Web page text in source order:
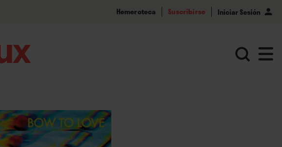
Hemeroteca Suscribirse Iniciar Sesión